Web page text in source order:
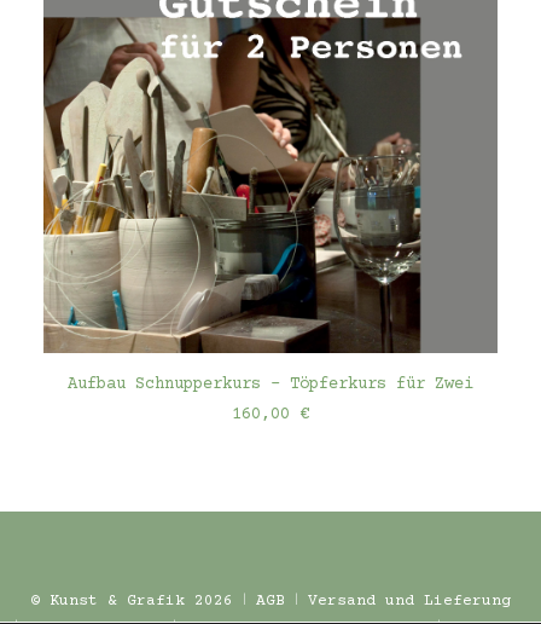
IN DEN WARENKORB
Aufbau Schnupperkurs – Töpferkurs für Zwei
160,00 €
© Kunst & Grafik 2026 ǀ AGB ǀ Versand und Lieferung